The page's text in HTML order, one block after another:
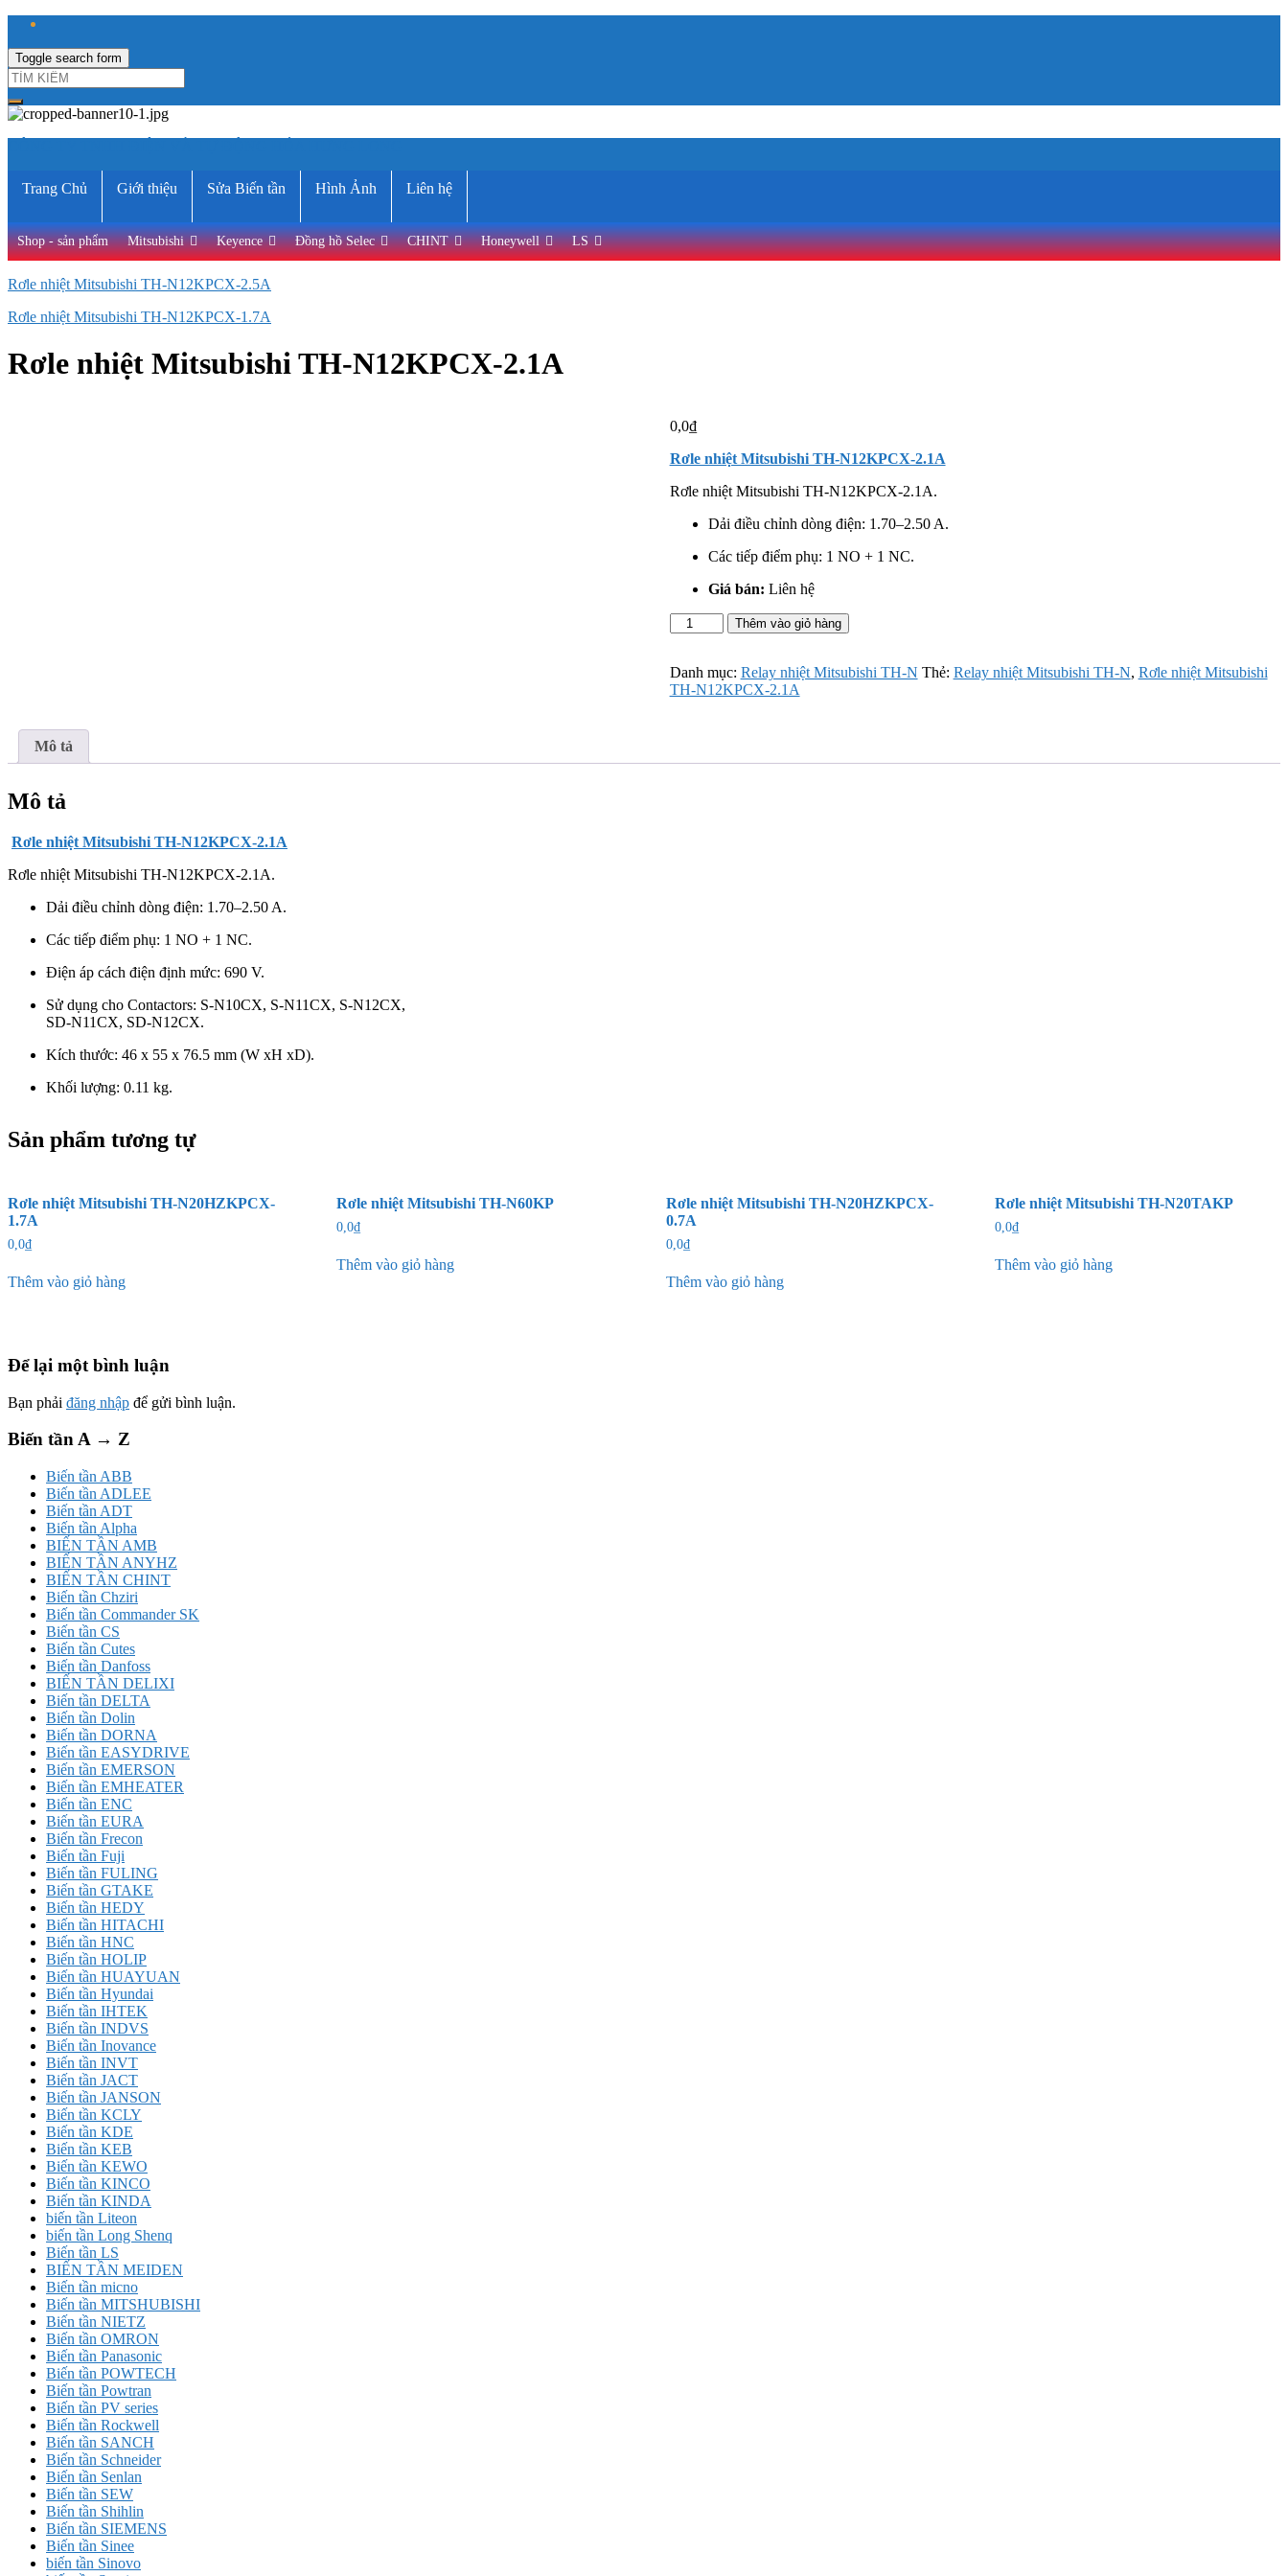
Toggle search form
Trang Chủ Giới thiệu Sửa Biến tần Hình Ảnh Liên hệ
Shop - sản phẩm Mitsubishi Keyence Đồng hồ Selec CHINT Honeywell LS
Rơle nhiệt Mitsubishi TH-N12KPCX-2.5A
Rơle nhiệt Mitsubishi TH-N12KPCX-1.7A
Rơle nhiệt Mitsubishi TH-N12KPCX-2.1A
0,0₫
Rơle nhiệt Mitsubishi TH-N12KPCX-2.1A
Rơle nhiệt Mitsubishi TH-N12KPCX-2.1A.
Dải điều chỉnh dòng điện: 1.70–2.50 A.
Các tiếp điểm phụ: 1 NO + 1 NC.
Giá bán: Liên hệ
Rơle
nhiệt
TH-
N12KPCX-
Thêm vào giỏ hàng
Danh mục: Relay nhiệt Mitsubishi TH-N Thẻ: Relay nhiệt Mitsubishi TH-N, Rơle nhiệt Mitsubishi
TH-N12KPCX-2.1A
Mô tả
Mô tả
Rơle nhiệt Mitsubishi TH-N12KPCX-2.1A
Rơle nhiệt Mitsubishi TH-N12KPCX-2.1A.
Dải điều chỉnh dòng điện: 1.70–2.50 A.
Các tiếp điểm phụ: 1 NO + 1 NC.
Điện áp cách điện định mức: 690 V.
Sử dụng cho Contactors: S-N10CX, S-N11CX, S-N12CX,
SD-N11CX, SD-N12CX.
Kích thước: 46 x 55 x 76.5 mm (W xH xD).
Khối lượng: 0.11 kg.
Sản phẩm tương tự
Rơle nhiệt Mitsubishi TH-N20HZKPCX-
1.7A
0,0₫
Thêm vào giỏ hàng
Rơle nhiệt Mitsubishi TH-N60KP
0,0₫
Thêm vào giỏ hàng
Rơle nhiệt Mitsubishi TH-N20HZKPCX-
0.7A
0,0₫
Thêm vào giỏ hàng
Rơle nhiệt Mitsubishi TH-N20TAKP
0,0₫
Thêm vào giỏ hàng
Để lại một bình luận
Bạn phải đăng nhập để gửi bình luận.
Biến tần A → Z
Biến tần ABB
Biến tần ADLEE
Biến tần ADT
Biến tần Alpha
BIẾN TẦN AMB
BIẾN TẦN ANYHZ
BIẾN TẦN CHINT
Biến tần Chziri
Biến tần Commander SK
Biến tần CS
Biến tần Cutes
Biến tần Danfoss
BIẾN TẦN DELIXI
Biến tần DELTA
Biến tần Dolin
Biến tần DORNA
Biến tần EASYDRIVE
Biến tần EMERSON
Biến tần EMHEATER
Biến tần ENC
Biến tần EURA
Biến tần Frecon
Biến tần Fuji
Biến tần FULING
Biến tần GTAKE
Biến tần HEDY
Biến tần HITACHI
Biến tần HNC
Biến tần HOLIP
Biến tần HUAYUAN
Biến tần Hyundai
Biến tần IHTEK
Biến tần INDVS
Biến tần Inovance
Biến tần INVT
Biến tần JACT
Biến tần JANSON
Biến tần KCLY
Biến tần KDE
Biến tần KEB
Biến tần KEWO
Biến tần KINCO
Biến tần KINDA
biến tần Liteon
biến tần Long Shenq
Biến tần LS
BIẾN TẦN MEIDEN
Biến tần micno
Biến tần MITSHUBISHI
Biến tần NIETZ
Biến tần OMRON
Biến tần Panasonic
Biến tần POWTECH
Biến tần Powtran
Biến tần PV series
Biến tần Rockwell
Biến tần SANCH
Biến tần Schneider
Biến tần Senlan
Biến tần SEW
Biến tần Shihlin
Biến tần SIEMENS
Biến tần Sinee
biến tần Sinovo